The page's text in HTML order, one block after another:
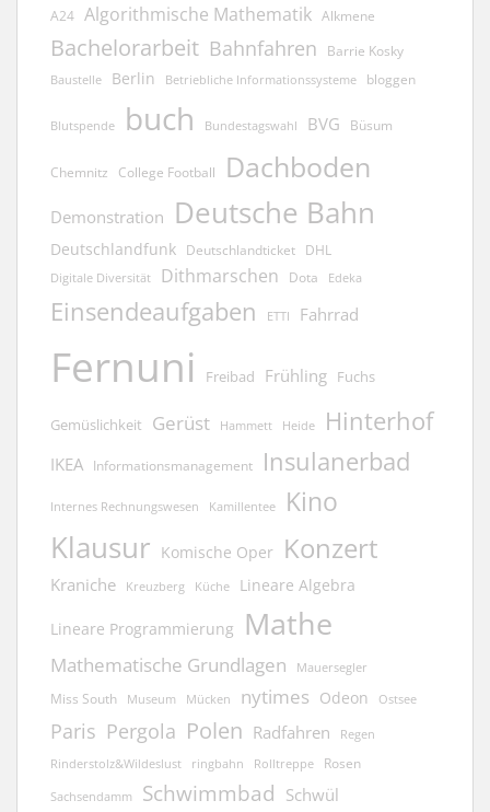
A24 Algorithmische Mathematik Alkmene
Bachelorarbeit Bahnfahren Barrie Kosky
Baustelle Berlin Betriebliche Informationssysteme bloggen
Blutspende buch Bundestagswahl BVG Büsum
Chemnitz College Football Dachboden
Demonstration Deutsche Bahn
Deutschlandfunk Deutschlandticket DHL
Digitale Diversität Dithmarschen Dota Edeka
Einsendeaufgaben ETTI Fahrrad
Fernuni Freibad Frühling Fuchs
Gemüslichkeit Gerüst Hammett Heide Hinterhof
IKEA Informationsmanagement Insulanerbad
Internes Rechnungswesen Kamillentee Kino
Klausur Komische Oper Konzert
Kraniche Kreuzberg Küche Lineare Algebra
Lineare Programmierung Mathe
Mathematische Grundlagen Mauersegler
Miss South Museum Mücken nytimes Odeon Ostsee
Paris Pergola Polen Radfahren Regen
Rinderstolz&Wildeslust ringbahn Rolltreppe Rosen
Sachsendamm Schwimmbad Schwül